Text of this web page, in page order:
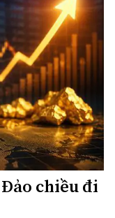
chiều đi